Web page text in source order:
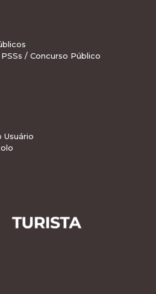
/ Concurso Público
Usuário